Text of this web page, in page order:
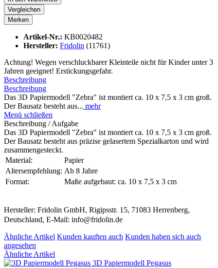
Vergleichen
Merken
Artikel-Nr.: KB0020482
Hersteller: Fridolin (11761)
Achtung! Wegen verschluckbarer Kleinteile nicht für Kinder unter 3
Jahren geeignet! Erstickungsgefahr.
Beschreibung
Beschreibung
Das 3D Papiermodell "Zebra" ist montiert ca. 10 x 7,5 x 3 cm groß.
Der Bausatz besteht aus... mehr
Menü schließen
Beschreibung / Aufgabe
Das 3D Papiermodell "Zebra" ist montiert ca. 10 x 7,5 x 3 cm groß.
Der Bausatz besteht aus präzise gelasertem Spezialkarton und wird
zusammengesteckt.
Material:
Papier
Altersempfehlung: Ab 8 Jahre
Format:
Maße aufgebaut: ca. 10 x 7,5 x 3 cm
Hersteller: Fridolin GmbH, Rigipsstr. 15, 71083 Herrenberg,
Deutschland, E-Mail: info@fridolin.de
Ähnliche Artikel Kunden kauften auch Kunden haben sich auch
angesehen
Ähnliche Artikel
3D Papiermodell Pegasus